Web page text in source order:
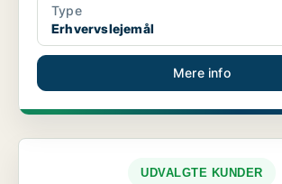
Type
Erhvervslejemål
Mere info
UDVALGTE KUNDER